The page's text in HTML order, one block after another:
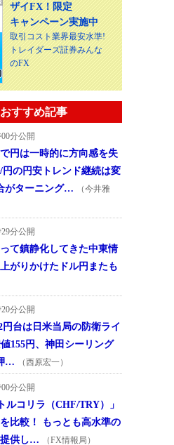
ザイFX！限定
キャンペーン実施中
取引コスト業界最安水準!
トレイダーズ証券みんな
のFX
すすめ記事
分公開
円は一時的に方向感を失
の円安トレンド継続は変
がターニング…
（今井雅
分公開
て鎮静化してきた中東情
がりかけたドル円またも
分公開
円台は日米当局の防衛ライ
155円、神田シーリング
…
（西原宏一）
分公開
ルコリラ（CHF/TRY）」
比較！ もっとも高水準の
提供し…
（FX情報局）